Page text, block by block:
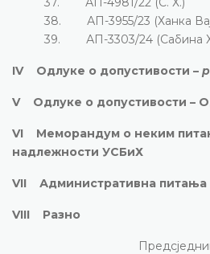
38. АП-3955/23 (Ханка
39. АП-3303/24 (Сабина
IV Одлуке о допустивости –
V Одлуке о допустивости –
VI Меморандум о неким
надлежности УСБиХ
VII Административна питања
VIII Разно